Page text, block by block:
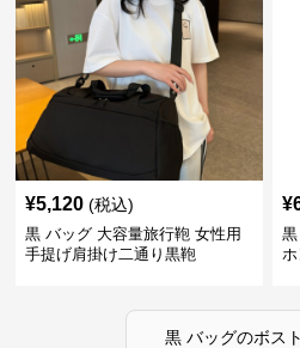
¥5,120 (税込)
黒 バッグ 大容量旅行鞄 女性用
手提げ肩掛け二通り黒鞄
¥
黒 バッグのボス